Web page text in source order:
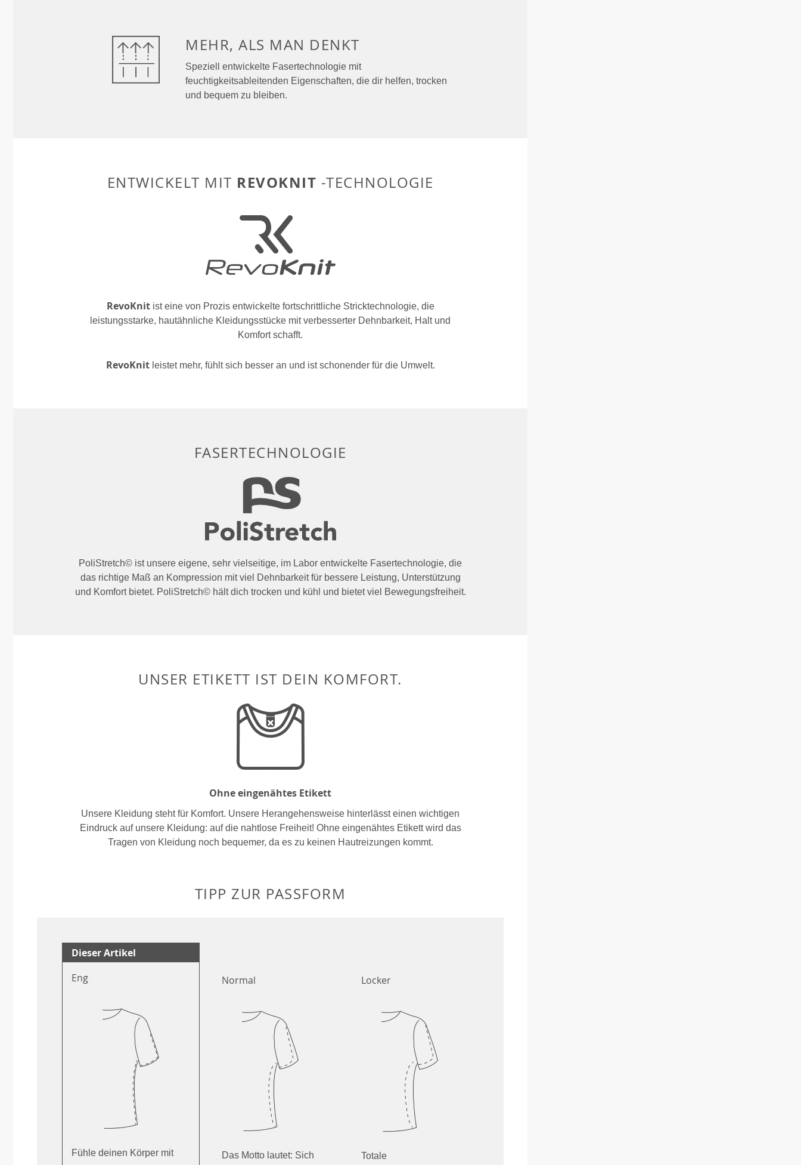
MEHR, ALS MAN DENKT
Speziell entwickelte Fasertechnologie mit
feuchtigkeitsableitenden Eigenschaften, die dir helfen, trocken
und bequem zu bleiben.
ENTWICKELT MIT REVOKNIT -TECHNOLOGIE
RevoKnitist eine von Prozis entwickelte fortschrittliche Stricktechnologie, die
leistungsstarke, hautähnliche Kleidungsstücke mit verbesserter Dehnbarkeit, Halt und
Komfort schafft.
RevoKnitleistet mehr, fühlt sich besser an und ist schonender für die Umwelt.
FASERTECHNOLOGIE
PoliStretch© ist unsere eigene, sehr vielseitige, im Labor entwickelte Fasertechnologie, die
das richtige Maß an Kompression mit viel Dehnbarkeit für bessere Leistung, Unterstützung
und Komfort bietet. PoliStretch© hält dich trocken und kühl und bietet viel Bewegungsfreiheit.
UNSER ETIKETT IST DEIN KOMFORT.
Ohne eingenähtes Etikett
Unsere Kleidung steht für Komfort. Unsere Herangehensweise hinterlässt einen wichtigen
Eindruck auf unsere Kleidung: auf die nahtlose Freiheit! Ohne eingenähtes Etikett wird das
Tragen von Kleidung noch bequemer, da es zu keinen Hautreizungen kommt.
TIPP ZUR PASSFORM
Dieser Artikel
Eng
Fühle deinen Körper mit
Normal
Das Motto lautet: Sich
Locker
Totale